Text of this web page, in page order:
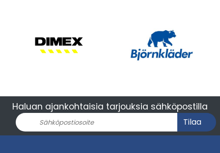
Haluan ajankohtaisia tarjouksia sähköpostilla
Tilaa